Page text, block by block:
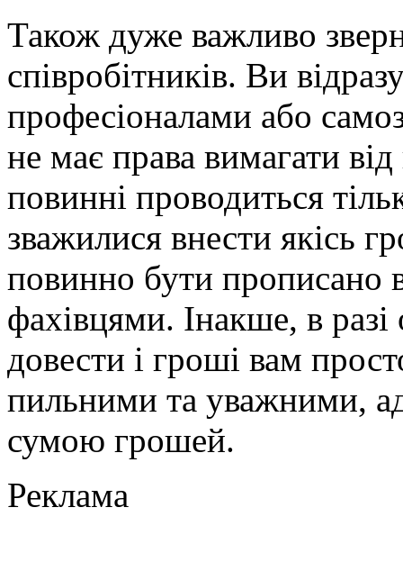
Також дуже важливо
співробітників. Ви
професіоналами або
не має права вимагати
повинні проводиться
зважилися внести якісь
повинно бути прописано
фахівцями. Інакше, в
довести і гроші вам
пильними та уважними,
сумою грошей.
Реклама